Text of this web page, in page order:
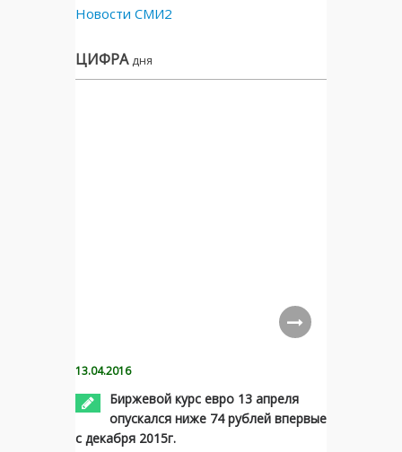
Новости СМИ2
ЦИФРА дня
13.04.2016
Биржевой курс евро 13 апреля
опускался ниже 74 рублей впервые
с декабря 2015г.